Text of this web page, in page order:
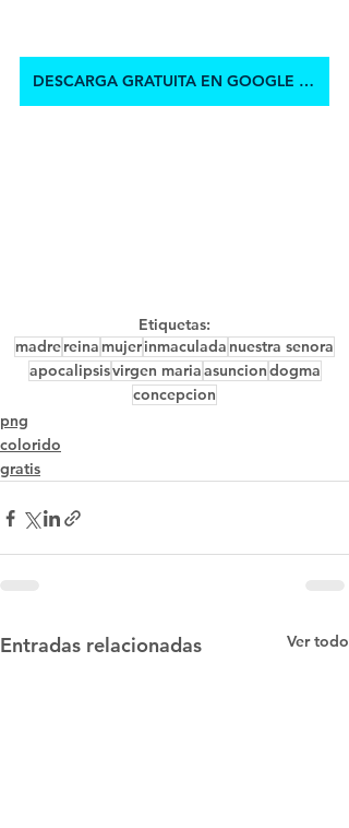
DESCARGA GRATUITA EN GOOGLE DRIVE
Etiquetas:
madrereina mujerinmaculada nuestra senora
apocalipsisvirgen mariaasunciondogma
concepcion
png
colorido
gratis
Entradas relacionadas Ver todo